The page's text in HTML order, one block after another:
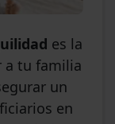
es la
a tu familia
un
en